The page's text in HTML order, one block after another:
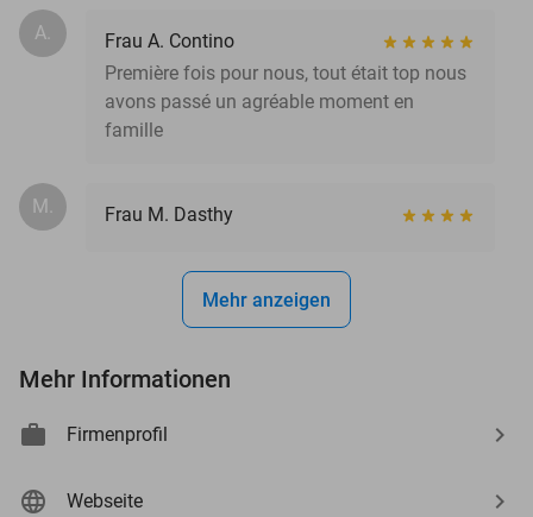
A.
Frau A. Contino
Première fois pour nous, tout était top nous
avons passé un agréable moment en
famille
M. Frau M. Dasthy
Mehr anzeigen
Mehr Informationen
Firmenprofil
Webseite